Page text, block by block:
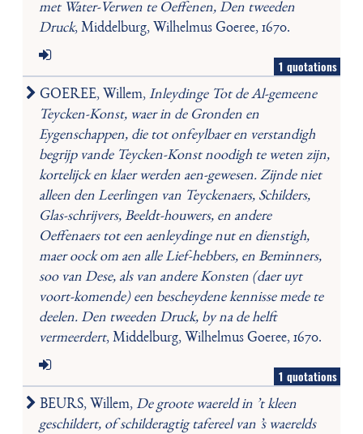
met Water-Verwen te Oeffenen, Den tweeden
Druck, Middelburg, Wilhelmus Goeree, 1670.
1 quotations
GOEREE, Willem, Inleydinge Tot de Al-gemeene
Teycken-Konst, waer in de Gronden en
Eygenschappen, die tot onfeylbaer en verstandigh
begrijp vande Teycken-Konst noodigh te weten zijn,
kortelijck en klaer werden aen-gewesen. Zijnde niet
alleen den Leerlingen van Teyckenaers, Schilders,
Glas-schrijvers, Beeldt-houwers, en andere
Oeffenaers tot een aenleydinge nut en dienstigh,
maer oock om aen alle Lief-hebbers, en Beminners,
soo van Dese, als van andere Konsten (daer uyt
voort-komende) een bescheydene kennisse mede te
deelen. Den tweeden Druck, by na de helft
vermeerdert, Middelburg, Wilhelmus Goeree, 1670.
1 quotations
BEURS, Willem, De groote waereld in ’t kleen
geschildert, of schilderagtig tafereel van ’s waerelds